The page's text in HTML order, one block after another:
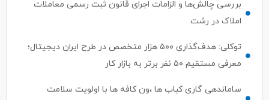
بررسی چالش‌ها و الزامات اجرای قانون ثبت رسمی معاملات
املاک در رشت
توکلی: هدف‌گذاری ۵۰۰ هزار متخصص در طرح ایران دیجیتال؛
معرفی مستقیم ۵۰ نفر برتر به بازار کار
ساماندهی گاری کباب ها ،ون کافه ها با اولویت سلامت